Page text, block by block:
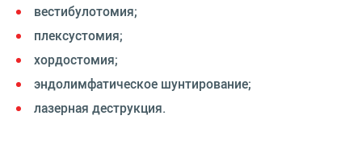
вестибулотомия;
плексустомия;
хордостомия;
эндолимфатическое шунтирование;
лазерная деструкция.